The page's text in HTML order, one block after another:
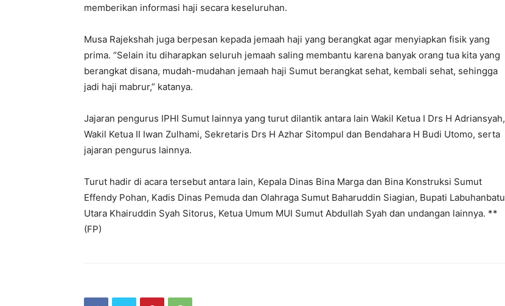
memberikan informasi haji secara keseluruhan.
Musa Rajekshah juga berpesan kepada jemaah haji yang berangkat agar menyiapkan fisik yang
prima. “Selain itu diharapkan seluruh jemaah saling membantu karena banyak orang tua kita yang
berangkat disana, mudah-mudahan jemaah haji Sumut berangkat sehat, kembali sehat, sehingga
jadi haji mabrur,” katanya.
Jajaran pengurus IPHI Sumut lainnya yang turut dilantik antara lain Wakil Ketua I Drs H Adriansyah,
Wakil Ketua II Iwan Zulhami, Sekretaris Drs H Azhar Sitompul dan Bendahara H Budi Utomo, serta
jajaran pengurus lainnya.
Turut hadir di acara tersebut antara lain, Kepala Dinas Bina Marga dan Bina Konstruksi Sumut
Effendy Pohan, Kadis Dinas Pemuda dan Olahraga Sumut Baharuddin Siagian, Bupati Labuhanbatu
Utara Khairuddin Syah Sitorus, Ketua Umum MUI Sumut Abdullah Syah dan undangan lainnya. **
(FP)